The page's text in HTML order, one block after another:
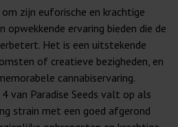
zijn euforische en krachtige
opwekkende ervaring bieden die de
Het is een uitstekende
of creatieve bezigheden, en
cannabiservaring.
van Paradise Seeds valt op als
strain met een goed afgerond